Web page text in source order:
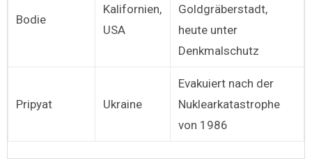
Bodie
Kalifornien,
USA
Goldgräberstadt,
heute unter
Denkmalschutz
Pripyat Ukraine
Evakuiert nach der
Nuklearkatastrophe
von 1986